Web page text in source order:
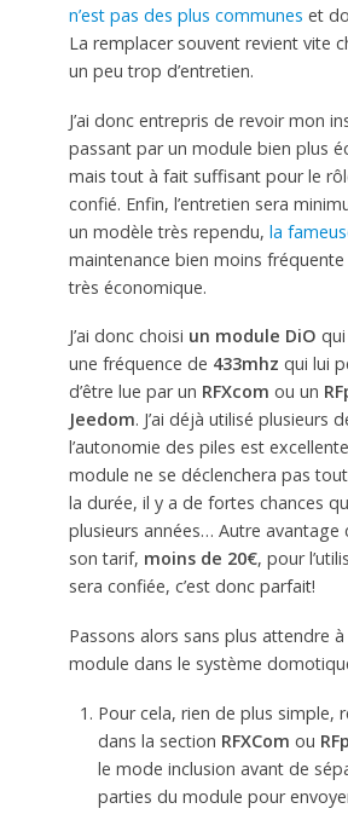
n’est pas des plus communes et
La remplacer souvent revient vite
un peu trop d’entretien.
J’ai donc entrepris de revoir mon
passant par un module bien plus
mais tout à fait suffisant pour le
confié. Enfin, l’entretien sera
un modèle très rependu, la
maintenance bien moins fréquente
très économique.
J’ai donc choisi un module DiO
une fréquence de 433mhz qui lui
d’être lue par un RFXcom ou un
Jeedom. J’ai déjà utilisé plusieurs
l’autonomie des piles est
module ne se déclenchera pas
la durée, il y a de fortes chances
plusieurs années… Autre avantage
son tarif, moins de 20€, pour
sera confiée, c’est donc parfait!
Passons alors sans plus attendre à
module dans le système
Pour cela, rien de plus simple,
dans la section RFXCom ou
le mode inclusion avant de
parties du module pour